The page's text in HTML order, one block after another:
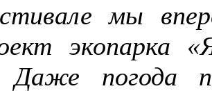
мы
экопарка
Даже погода